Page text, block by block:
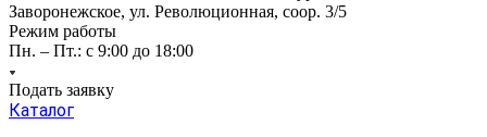
Заворонежское, ул. Революционная, соор. 3/5
Режим работы
Пн. – Пт.: с 9:00 до 18:00
Подать заявку
Каталог